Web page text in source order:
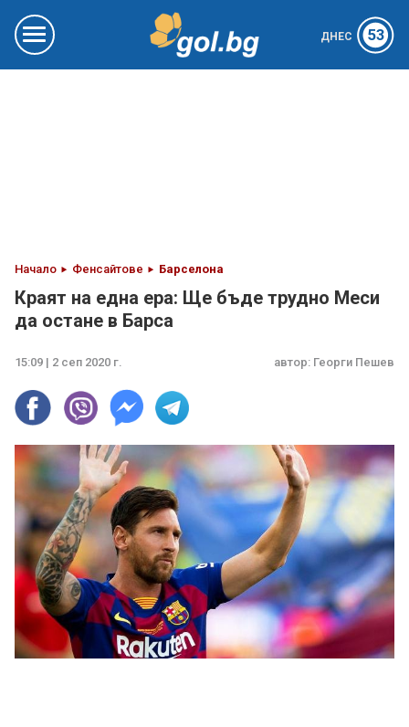
ДНЕС 53
Начало Фенсайтове Барселона
Краят на една ера: Ще бъде трудно Меси
да остане в Барса
15:09 | 2 сеп 2020 г. автор: Георги Пешев